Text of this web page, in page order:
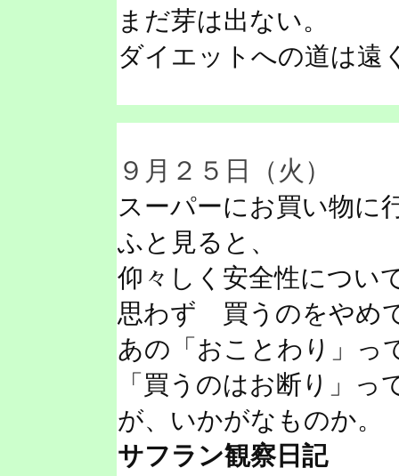
まだ芽は出ない。
ダイエットへの道は遠
９月２５日（火）
スーパーにお買い物に
ふと見ると、
仰々しく安全性につい
思わず 買うのをやめ
あの「おことわり」っ
「買うのはお断り」
が、いかがなものか。
サフラン観察日記